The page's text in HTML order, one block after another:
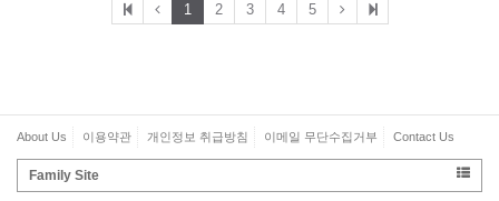
1 2 3 4 5
About Us 이용약관 개인정보 취급방침 이메일 무단수집거부 Contact Us
Family Site